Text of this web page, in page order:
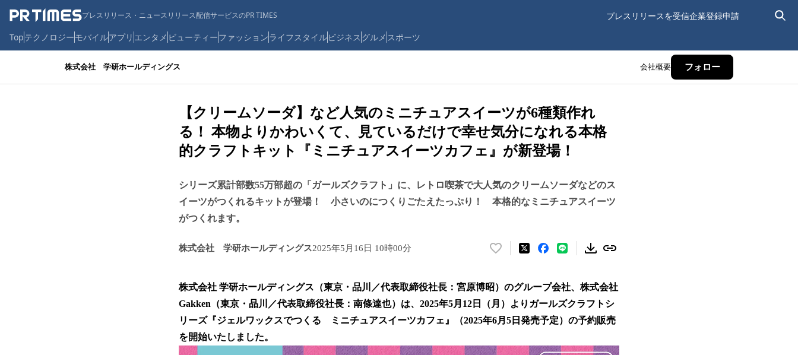
プレスリリース・ニュースリリース配信サービスのPR TIMES プレスリリースを受信企業登録申請
Topテクノロジーモバイルアプリ エンタメ ビューティーファッションライフスタイルビジネス グルメ スポーツ
株式会社 学研ホールディングス 会社概要 フォロー
【クリームソーダ】など人気のミニチュアスイーツが6種類作れ
る！ 本物よりかわいくて、見ているだけで幸せ気分になれる本格
的クラフトキット『ミニチュアスイーツカフェ』が新登場！
シリーズ累計部数55万部超の「ガールズクラフト」に、レトロ喫茶で大人気のクリームソーダなどのス
イーツがつくれるキットが登場！ 小さいのにつくりごたえたっぷり！ 本格的なミニチュアスイーツ
がつくれます。
株式会社 学研ホールディングス2025年5月16日 10時00分
い
！
数
を
株式会社 学研ホールディングス（東京・品川／代表取締役社長：宮原博昭）のグループ会社、株式会社
Gakken（東京・品川／代表取締役社長：南條達也）は、2025年5月12日（月）よりガールズクラフトシ
リーズ『ジェルワックスでつくる ミニチュアスイーツカフェ』（2025年6月5日発売予定）の予約販売
を開始いたしました。